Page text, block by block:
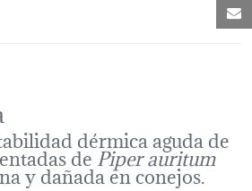
dérmica aguda de
dePiper auritum
y dañada en conejos.